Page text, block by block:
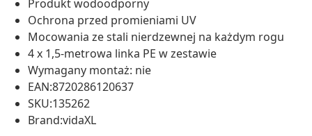
Produkt wodoodporny
Ochrona przed promieniami UV
Mocowania ze stali nierdzewnej na każdym rogu
4 x 1,5-metrowa linka PE w zestawie
Wymagany montaż: nie
EAN:8720286120637
SKU:135262
Brand:vidaXL